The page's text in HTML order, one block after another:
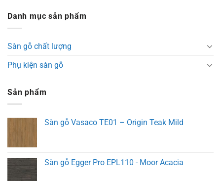
Danh mục sản phẩm
Sàn gỗ chất lượng
Phụ kiện sàn gỗ
Sản phẩm
Sàn gỗ Vasaco TE01 – Origin Teak Mild
Sàn gỗ Egger Pro EPL110 - Moor Acacia